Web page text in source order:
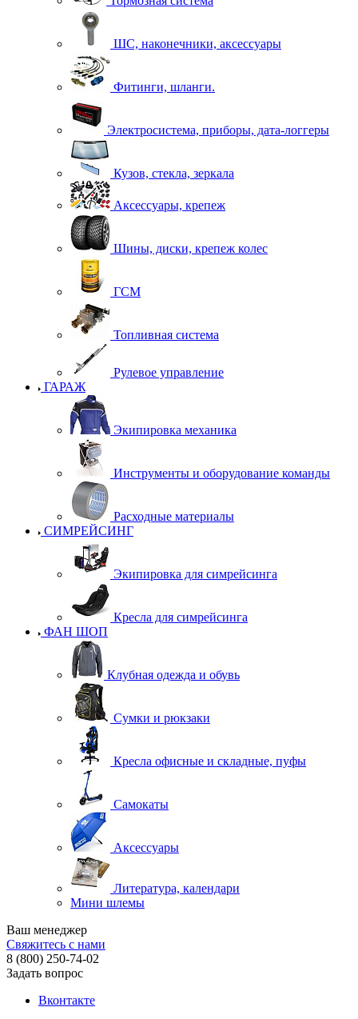
ШС, наконечники, аксессуары
Фитинги, шланги.
Электросистема, приборы, дата-логгеры
Кузов, стекла, зеркала
Аксессуары, крепеж
Шины, диски, крепеж колес
ГСМ
Топливная система
Рулевое управление
ГАРАЖ
Экипировка механика
Инструменты и оборудование команды
Расходные материалы
СИМРЕЙСИНГ
Экипировка для симрейсинга
Кресла для симрейсинга
ФАН ШОП
Клубная одежда и обувь
Сумки и рюкзаки
Кресла офисные и складные, пуфы
Самокаты
Аксессуары
Литература, календари
Мини шлемы
Ваш менеджер
Свяжитесь с нами
8 (800) 250-74-02
Задать вопрос
Вконтакте